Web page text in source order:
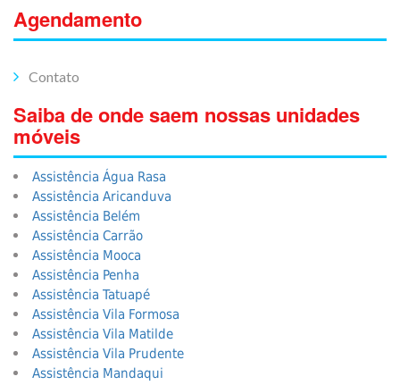
Agendamento
Contato
Saiba de onde saem nossas unidades
móveis
Assistência Água Rasa
Assistência Aricanduva
Assistência Belém
Assistência Carrão
Assistência Mooca
Assistência Penha
Assistência Tatuapé
Assistência Vila Formosa
Assistência Vila Matilde
Assistência Vila Prudente
Assistência Mandaqui